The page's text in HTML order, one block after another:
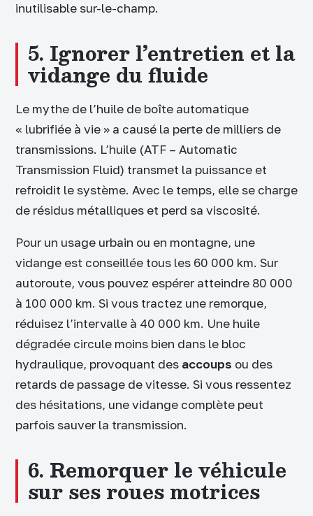
inutilisable sur-le-champ.
5. Ignorer l’entretien et la
vidange du fluide
Le mythe de l’huile de boîte automatique
« lubrifiée à vie » a causé la perte de milliers de
transmissions. L’huile (ATF – Automatic
Transmission Fluid) transmet la puissance et
refroidit le système. Avec le temps, elle se charge
de résidus métalliques et perd sa viscosité.
Pour un usage urbain ou en montagne, une
vidange est conseillée tous les 60 000 km. Sur
autoroute, vous pouvez espérer atteindre 80 000
à 100 000 km. Si vous tractez une remorque,
réduisez l’intervalle à 40 000 km. Une huile
dégradée circule moins bien dans le bloc
hydraulique, provoquant des accoups ou des
retards de passage de vitesse. Si vous ressentez
des hésitations, une vidange complète peut
parfois sauver la transmission.
6. Remorquer le véhicule
sur ses roues motrices